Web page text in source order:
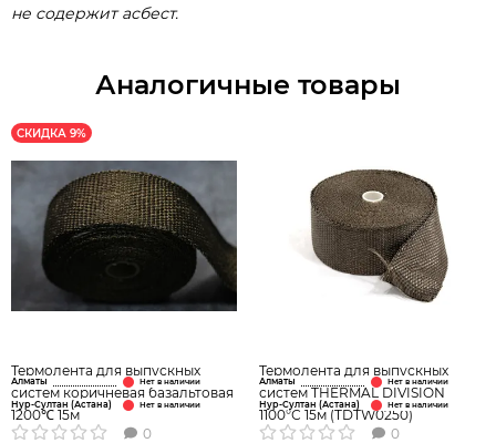
не содержит асбест.
Аналогичные товары
СКИДКА 9%
Термолента для выпускных
систем коричневая базальтовая
1200℃ 15м
Алматы
Нур-Султан (Астана)
0
Термолента для выпускных
систем THERMAL DIVISION
1100°С 15м (TDTW0250)
Алматы
Нур-Султан (Астана)
0